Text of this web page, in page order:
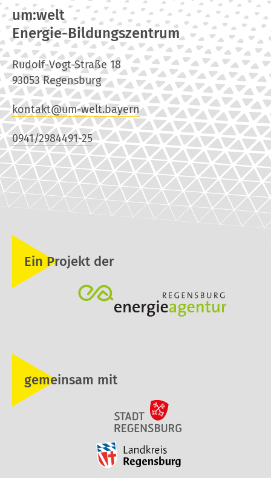
um:welt
Energie-Bildungszentrum
Rudolf-Vogt-Straße 18
93053 Regensburg
kontakt@um-welt.bayern
0941/2984491-25
Ein Projekt der
gemeinsam mit